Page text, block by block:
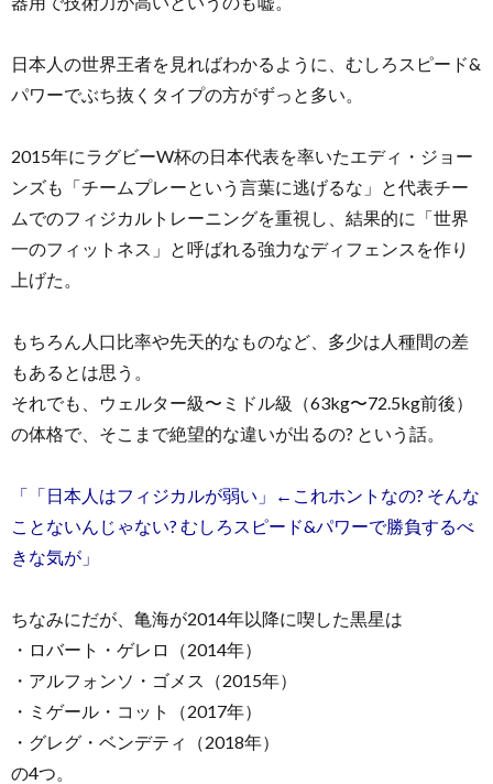
日本人の世界王者を見ればわかるように、むしろスピード&
パワーでぶち抜くタイプの方がずっと多い。
2015年にラグビーW杯の日本代表を率いたエディ・ジョー
ンズも「チームプレーという言葉に逃げるな」と代表チー
ムでのフィジカルトレーニングを重視し、結果的に「世界
一のフィットネス」と呼ばれる強力なディフェンスを作り
上げた。
もちろん人口比率や先天的なものなど、多少は人種間の差
もあるとは思う。
それでも、ウェルター級〜ミドル級（63kg〜72.5kg前後）
の体格で、そこまで絶望的な違いが出るの? という話。
「「日本人はフィジカルが弱い」←これホントなの? そんな
ことないんじゃない? むしろスピード&パワーで勝負するべ
きな気が」
ちなみにだが、亀海が2014年以降に喫した黒星は
・ロバート・ゲレロ（2014年）
・アルフォンソ・ゴメス（2015年）
・ミゲール・コット（2017年）
・グレグ・ベンデティ（2018年）
の4つ。